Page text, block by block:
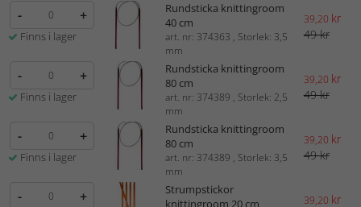
- +
Finns i lager
Rundsticka knittingroom
40 cm
art. nr: 374363 , Storlek: 3,5
mm
39,20 kr
49 kr
- +
Finns i lager
Rundsticka knittingroom
80 cm
art. nr: 374389 , Storlek: 2,5
mm
39,20 kr
49 kr
- +
Finns i lager
Rundsticka knittingroom
80 cm
art. nr: 374389 , Storlek: 3,5
mm
39,20 kr
49 kr
- +
Strumpstickor
knittingroom 20 cm
39,20 kr